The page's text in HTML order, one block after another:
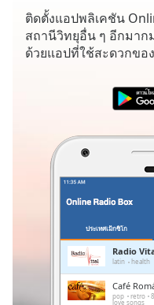
Duration
Loaded:
0.00%
Remaining
ติดตั้งแอปพลิเคชัน
สถานีวิทยุอื่น ๆ อีกมา
ด้วยแอปที่ใช้สะดวกของ
ประเทศเม็กซิโก
Radio
latin health
Café
pop retro
love songs